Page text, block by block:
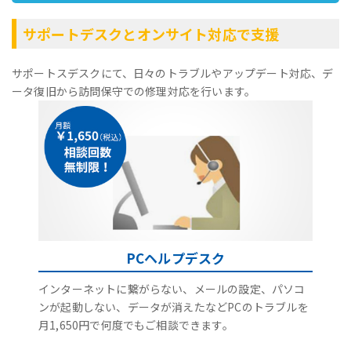
サポートデスクとオンサイト対応で支援
サポートスデスクにて、日々のトラブルやアップデート対応、デ
ータ復旧から訪問保守での修理対応を行います。
PCヘルプデスク
インターネットに繋がらない、メールの設定、パソコ
ンが起動しない、データが消えたなどPCのトラブルを
月1,650円で何度でもご相談できます。